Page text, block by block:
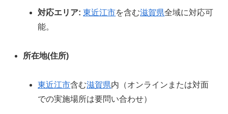
対応エリア: 東近江市を含む滋賀県全域に対応可
能。
所在地(住所)
東近江市含む滋賀県内（オンラインまたは対面
での実施場所は要問い合わせ）